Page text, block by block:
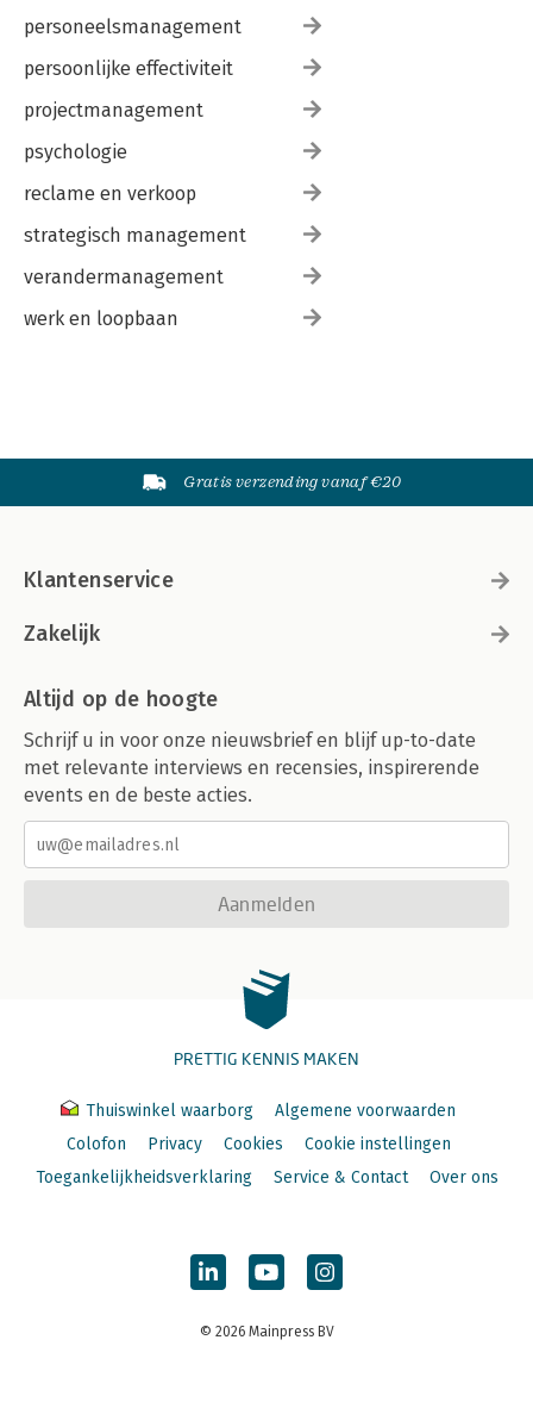
personeelsmanagement
persoonlijke effectiviteit
projectmanagement
psychologie
reclame en verkoop
strategisch management
verandermanagement
werk en loopbaan
Gratis verzending vanaf €20
Klantenservice
Zakelijk
Altijd op de hoogte
Schrijf u in voor onze nieuwsbrief en blijf up-to-date
met relevante interviews en recensies, inspirerende
events en de beste acties.
Aanmelden
PRETTIG KENNIS MAKEN
Thuiswinkel waarborg
Algemene voorwaarden
Colofon
Privacy Cookies
Cookie instellingen
Toegankelijkheidsverklaring
Service & Contact Over ons
© 2026 Mainpress BV